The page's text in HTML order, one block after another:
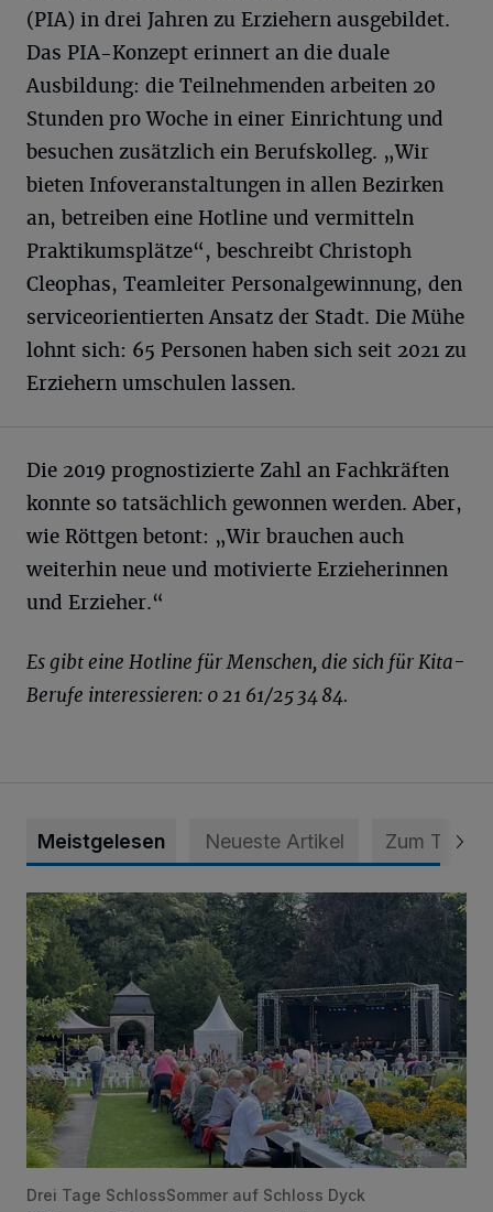
(PIA) in drei Jahren zu Erziehern ausgebildet.
Das PIA-Konzept erinnert an die duale
Ausbildung: die Teilnehmenden arbeiten 20
Stunden pro Woche in einer Einrichtung und
besuchen zusätzlich ein Berufskolleg. „Wir
bieten Infoveranstaltungen in allen Bezirken
an, betreiben eine Hotline und vermitteln
Praktikumsplätze“, beschreibt Christoph
Cleophas, Teamleiter Personalgewinnung, den
serviceorientierten Ansatz der Stadt. Die Mühe
lohnt sich: 65 Personen haben sich seit 2021 zu
Erziehern umschulen lassen.
Die 2019 prognostizierte Zahl an Fachkräften
konnte so tatsächlich gewonnen werden. Aber,
wie Röttgen betont: „Wir brauchen auch
weiterhin neue und motivierte Erzieherinnen
und Erzieher.“
Es gibt eine Hotline für Menschen, die sich für Kita-
Berufe interessieren: 0 21 61/25 34 84.
Meistgelesen Neueste Artikel Zum Thema
Wie ein Urlaubstag im Grünen
Drei Tage SchlossSommer auf Schloss Dyck